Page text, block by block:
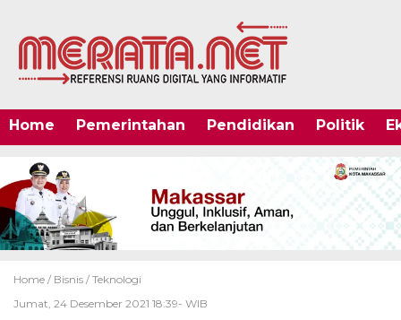
Home Pemerintahan Pendidikan Politik
Home / Bisnis / Teknologi
Jumat, 24 Desember 2021 18:39- WIB